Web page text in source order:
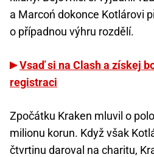
a Marcoń dokonce Kotlárovi
o případnou výhru rozdělí.
Vsaď si na Clash a získej
registraci
Zpočátku Kraken mluvil o
milionu korun. Když však
čtvrtinu daroval na charitu,